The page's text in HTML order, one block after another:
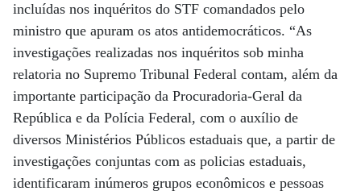
incluídas nos inquéritos do STF comandados pelo
ministro que apuram os atos antidemocráticos. “As
investigações realizadas nos inquéritos sob minha
relatoria no Supremo Tribunal Federal contam, além da
importante participação da Procuradoria-Geral da
República e da Polícia Federal, com o auxílio de
diversos Ministérios Públicos estaduais que, a partir de
investigações conjuntas com as policias estaduais,
identificaram inúmeros grupos econômicos e pessoas